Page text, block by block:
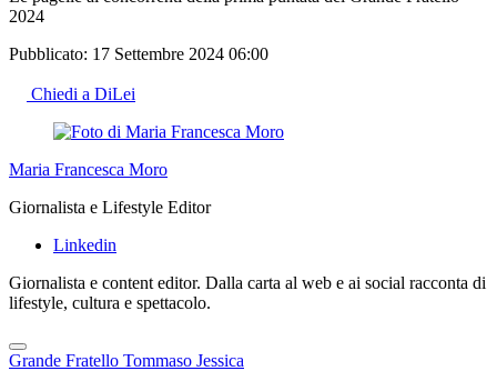
2024
Pubblicato: 17 Settembre 2024 06:00
Chiedi a DiLei
Maria Francesca Moro
Giornalista e Lifestyle Editor
Linkedin
Giornalista e content editor. Dalla carta al web e ai social racconta di
lifestyle, cultura e spettacolo.
Grande Fratello Tommaso Jessica